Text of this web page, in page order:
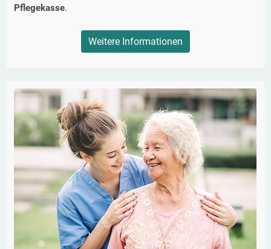
Pflegekasse.
Weitere Informationen